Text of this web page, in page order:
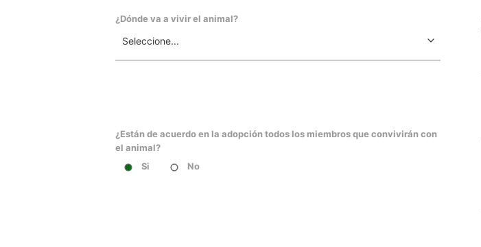
¿Dónde va a vivir el animal?
¿Están de acuerdo en la adopción todos los miembros que convivirán con
el animal?
Si
No